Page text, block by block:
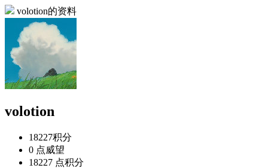
volotion的资料
volotion
18227积分
0 点威望
18227 点积分